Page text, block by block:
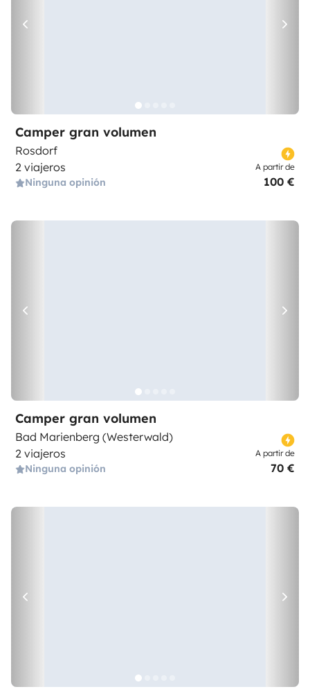
Camper gran volumen
Rosdorf
2 viajeros
Ninguna opinión
A partir de
100 €
Camper gran volumen
Bad Marienberg (Westerwald)
2 viajeros
Ninguna opinión
A partir de
70 €